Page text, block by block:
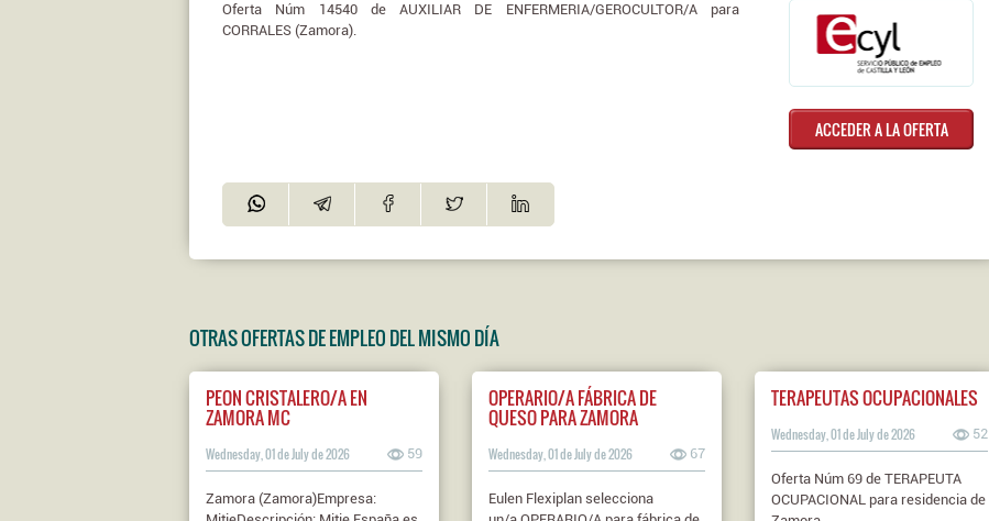
Oferta Núm 14540 de AUXILIAR DE ENFERMERIA/GEROCULTOR/A para
CORRALES (Zamora).
ACCEDER A LA OFERTA
OTRAS OFERTAS DE EMPLEO DEL MISMO DÍA
PEON CRISTALERO/A EN
ZAMORA MC
Wednesday, 01 de July de 2026 59
Zamora (Zamora)Empresa:
OPERARIO/A FÁBRICA DE
QUESO PARA ZAMORA
Wednesday, 01 de July de 2026 67
Eulen Flexiplan selecciona
TERAPEUTAS OCUPACIONALES
Wednesday, 01 de July de 2026 52
Oferta Núm 69 de TERAPEUTA
OCUPACIONAL para residencia de